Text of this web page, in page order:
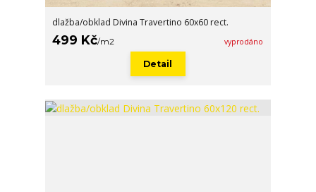
dlažba/obklad Divina Travertino 60x60 rect.
499 Kč/m2 vyprodáno
Detail